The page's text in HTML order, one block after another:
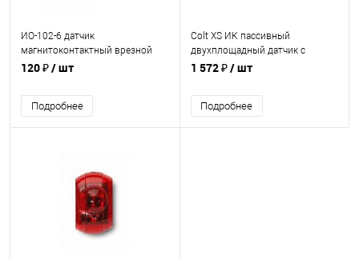
ИО-102-6 датчик
магнитоконтактный врезной
для металлической двери
120 ₽/ шт
Подробнее
Colt XS ИК пассивный
двухплощадный датчик с
кронштейном ЕВ-1 (кор. 50 шт)
1 572 ₽/ шт
Подробнее